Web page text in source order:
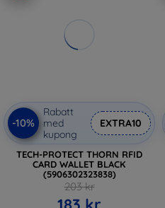
-10%
Rabatt
med
kupong
EXTRA10
TECH-PROTECT THORN RFID
CARD WALLET BLACK
(5906302323838)
203 kr